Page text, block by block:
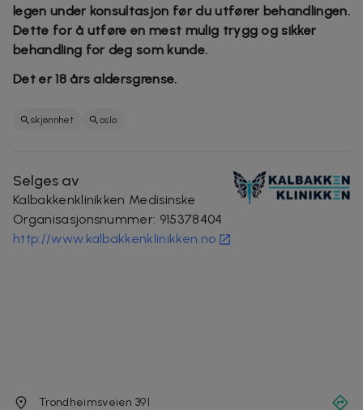
legen under konsultasjon før du utfører behandlingen.
Dette for å utføre en mest mulig trygg og sikker
behandling for deg som kunde.
Det er 18 års aldersgrense.
skjønnhet oslo
Selges av
Kalbakkenklinikken Medisinske
Organisasjonsnummer: 915378404
http://www.kalbakkenklinikken.no
Trondheimsveien 391